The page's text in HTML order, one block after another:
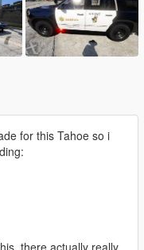
for this Tahoe so i